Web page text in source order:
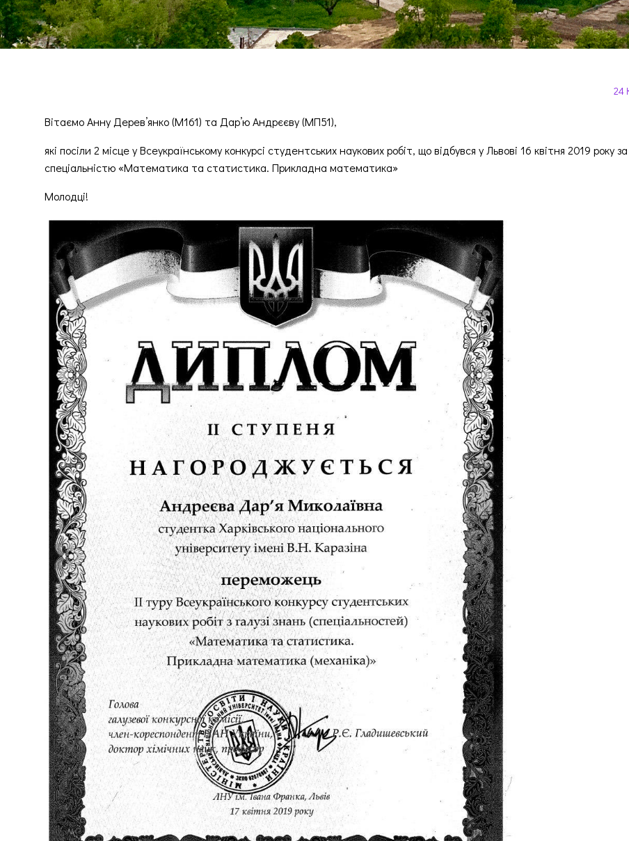
24
Вітаємо Анну Дерев’янко (М161) та Дар’ю Андрєєву (МП51),
які посіли 2 місце у Всеукраїнському конкурсі студентських наукових робіт, що відбувся у Львові 16 квітня 2019 року за
спеціальністю «Математика та статистика. Прикладна математика»
Молодці!